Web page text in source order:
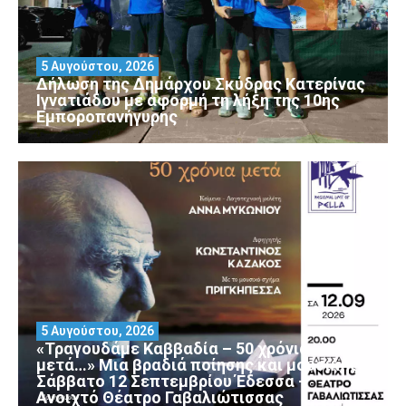
Δήλωση της Δημάρχου Σκύδρας Κατερίνας
Ιγνατιάδου με αφορμή τη λήξη της 10ης
Εμποροπανήγυρης
5 Αυγούστου, 2026
«Τραγουδάμε Καββαδία – 50 χρόνια
μετά…» Μια βραδιά ποίησης και μουσικής
Σάββατο 12 Σεπτεμβρίου Έδεσσα –
Ανοιχτό Θέατρο Γαβαλιώτισσας
5 Αυγούστου, 2026